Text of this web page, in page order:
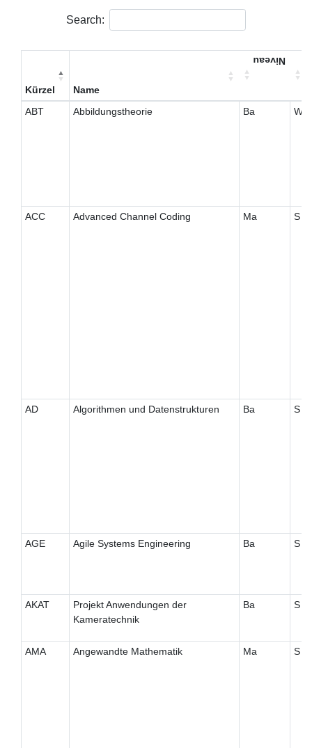
Search:
Kürzel Name
Niveau
ABT Abbildungstheorie Ba W
ACC Advanced Channel Coding Ma S
AD Algorithmen und Datenstrukturen Ba S
AGE Agile Systems Engineering Ba S
AKAT
Projekt Anwendungen der
Kameratechnik
Ba S
AMA Angewandte Mathematik Ma S